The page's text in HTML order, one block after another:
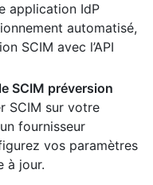
application IdP
automatisé,
SCIM avec l’API
SCIM préversion
SCIM sur votre
fournisseur
vos paramètres
à jour.